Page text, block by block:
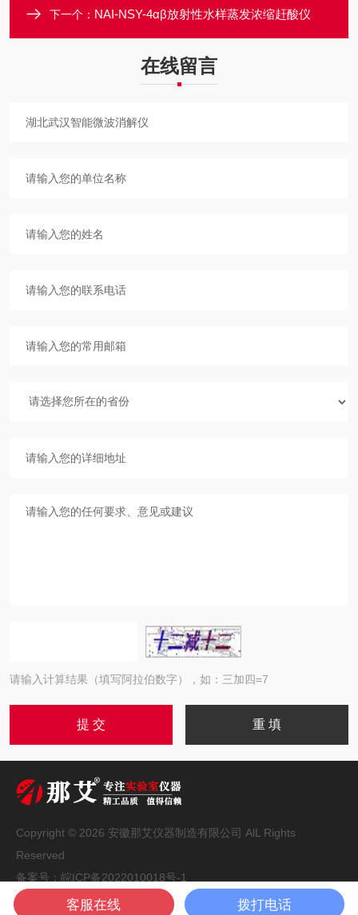
下一个： NAI-NSY-4αβ放射性水样蒸发浓缩赶酸仪
在线留言
请输入计算结果（填写阿拉伯数字），如：三加四=7
Copyright © 2026 安徽那艾仪器制造有限公司 AlL Rights
Reserved
备案号： 皖ICP备2022010018号-1
技术支持：化工仪器网 管理登录 sitemap.xml
客服在线 拨打电话